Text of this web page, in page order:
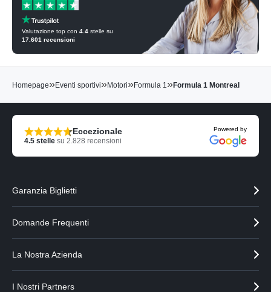
Valutazione top con 4.4 stelle su
17.601 recensioni
Homepage»Eventi sportivi»Motori»Formula 1»Formula 1 Montreal
Eccezionale
4.5 stelle su 2.828 recensioni
Powered by
Garanzia Biglietti
Domande Frequenti
La Nostra Azienda
I Nostri Partners